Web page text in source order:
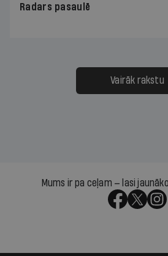
Radars pasaulē
Vairāk rakstu
Mums ir pa ceļam — lasi